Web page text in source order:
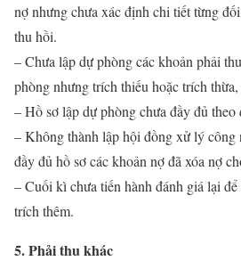
nợ nhưng chưa xác định chi tiết từng
thu hồi.
– Chưa lập dự phòng các khoản phải
phòng nhưng trích thiếu hoặc trích
– Hồ sơ lập dự phòng chưa đầy đủ theo
– Không thành lập hội đồng xử lý công
đầy đủ hồ sơ các khoản nợ đã xóa nợ
– Cuối kì chưa tiến hành đánh giá lại
trích thêm.
5. Phải thu khác